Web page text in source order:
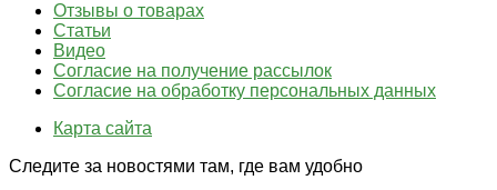
Отзывы о товарах
Статьи
Видео
Согласие на получение рассылок
Согласие на обработку персональных данных
Карта сайта
Следите за новостями там, где вам удобно